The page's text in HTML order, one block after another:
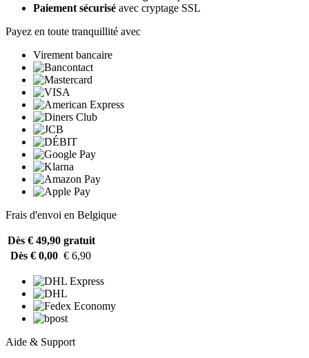
Paiement sécurisé avec cryptage SSL
Payez en toute tranquillité avec
Virement bancaire
Frais d'envoi en Belgique
Dès € 49,90 gratuit
Dès € 0,00 € 6,90
Aide & Support